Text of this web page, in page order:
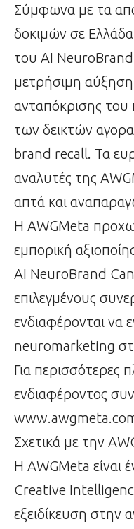
Σύμφωνα με τα
δοκιμών σε
του ΑΙ
μετρήσιμη
ανταπόκρισης του
των δεικτών
brand recall. Τα
αναλυτές της
απτά και
Η AWGMeta
εμπορική
ΑΙ NeuroBrand
επιλεγμένους
ενδιαφέρονται
neuromarketing
Για περισσότερες
ενδιαφέροντος
Σχετικά με την
Η AWGMeta είναι
Creative
εξειδίκευση στην